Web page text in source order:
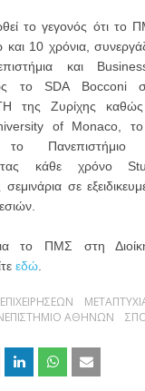
το γεγονός ότι το
10 χρόνια,
και
το SDA Bocconi
της Ζυρίχης
of Monaco,
Πανεπιστήμιο
κάθε χρόνο
σε
το ΠΜΣ στη
εδώ
ΑΘΗΝΩΝ